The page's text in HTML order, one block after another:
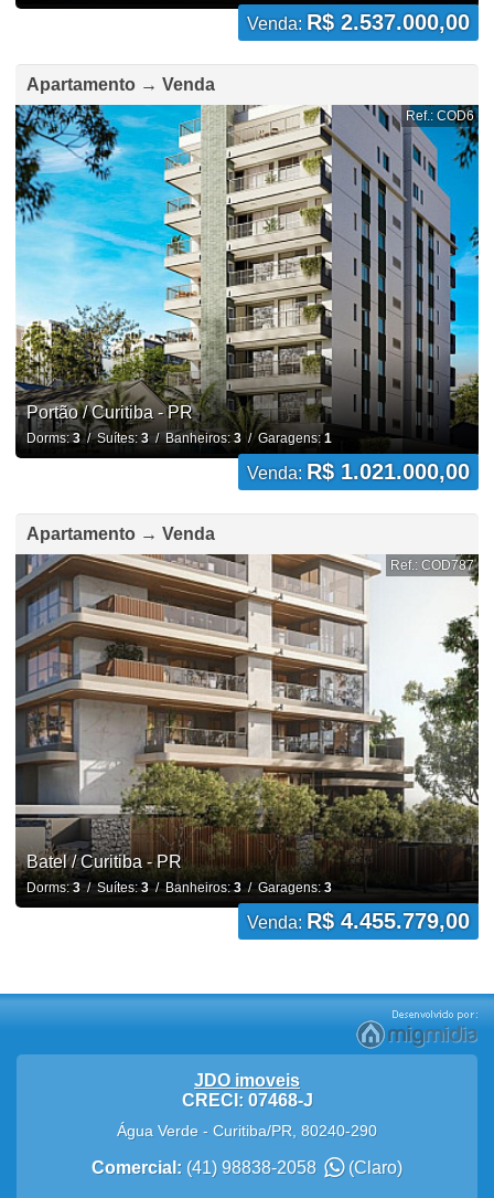
Venda: R$ 2.537.000,00
Apartamento → Venda
Ref.: COD6
Portão / Curitiba - PR
Dorms:3/ Suítes: 3/ Banheiros:3/ Garagens:1
Venda: R$ 1.021.000,00
Apartamento → Venda
Ref.: COD787
Batel / Curitiba - PR
Dorms:3/ Suítes:3/ Banheiros:3/ Garagens: 3
Venda: R$ 4.455.779,00
JDO imoveis
CRECI: 07468-J
Água Verde - Curitiba/PR 80240-290
Comercial: (41) 98838-2058 (Claro)